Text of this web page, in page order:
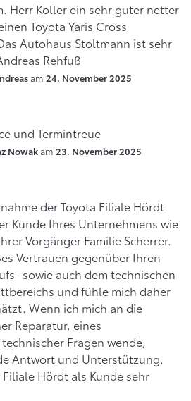
Herr Koller ein sehr guter netter
Toyota Yaris Cross
Autohaus Stoltmann ist sehr
Rehfuß
am 24. November 2025
und Termintreue
Nowakam 23. November 2025
der Toyota Filiale Hördt
Kunde Ihres Unternehmens wie
Vorgänger Familie Scherrer.
Vertrauen gegenüber Ihren
sowie auch dem technischen
und fühle mich daher
Wenn ich mich an die
Reparatur, eines
Fragen wende,
Antwort und Unterstützung.
Hördt als Kunde sehr